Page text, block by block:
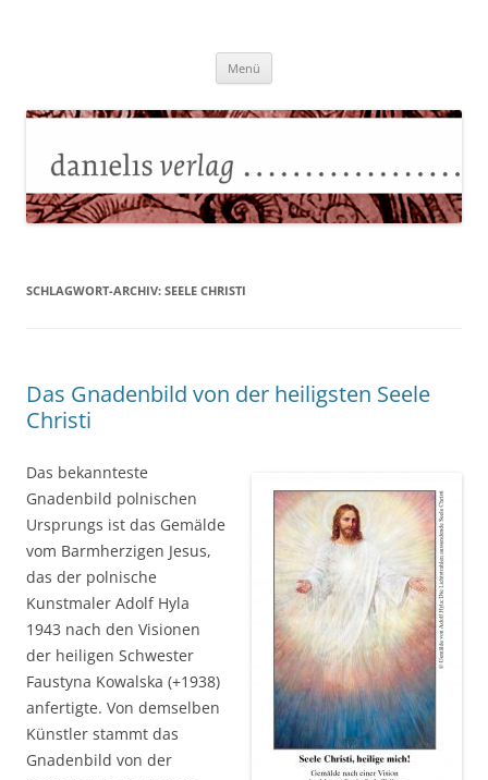
Menü
SCHLAGWORT-ARCHIV: SEELE CHRISTI
Das Gnadenbild von der heiligsten Seele
Christi
Das bekannteste
Gnadenbild polnischen
Ursprungs ist das Gemälde
vom Barmherzigen Jesus,
das der polnische
Kunstmaler Adolf Hyla
1943 nach den Visionen
der heiligen Schwester
Faustyna Kowalska (+1938)
anfertigte. Von demselben
Künstler stammt das
Gnadenbild von der